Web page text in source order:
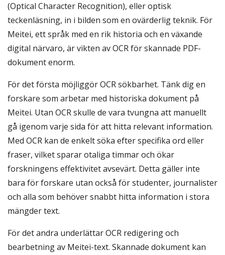
(Optical Character Recognition), eller optisk
teckenläsning, in i bilden som en ovärderlig teknik. För
Meitei, ett språk med en rik historia och en växande
digital närvaro, är vikten av OCR för skannade PDF-
dokument enorm.
För det första möjliggör OCR sökbarhet. Tänk dig en
forskare som arbetar med historiska dokument på
Meitei. Utan OCR skulle de vara tvungna att manuellt
gå igenom varje sida för att hitta relevant information.
Med OCR kan de enkelt söka efter specifika ord eller
fraser, vilket sparar otaliga timmar och ökar
forskningens effektivitet avsevärt. Detta gäller inte
bara för forskare utan också för studenter, journalister
och alla som behöver snabbt hitta information i stora
mängder text.
För det andra underlättar OCR redigering och
bearbetning av Meitei-text. Skannade dokument kan